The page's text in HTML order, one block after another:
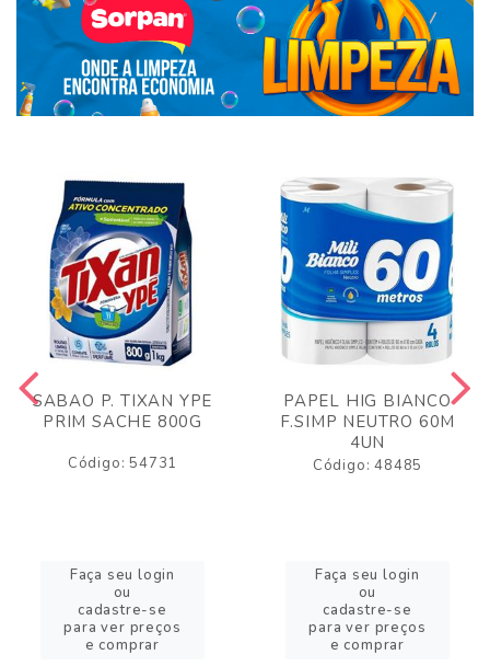
SABAO P. TIXAN YPE
PRIM SACHE 800G
Código: 54731
Faça seu login
ou
cadastre-se
para ver preços
e comprar
PAPEL HIG BIANCO
F.SIMP NEUTRO 60M
4UN
Código: 48485
Faça seu login
ou
cadastre-se
para ver preços
e comprar